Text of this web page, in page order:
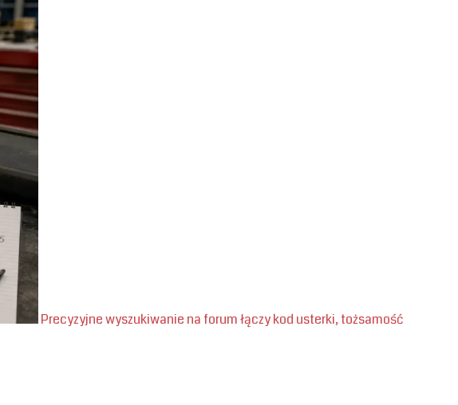
Precyzyjne wyszukiwanie na forum łączy kod usterki, tożsamość